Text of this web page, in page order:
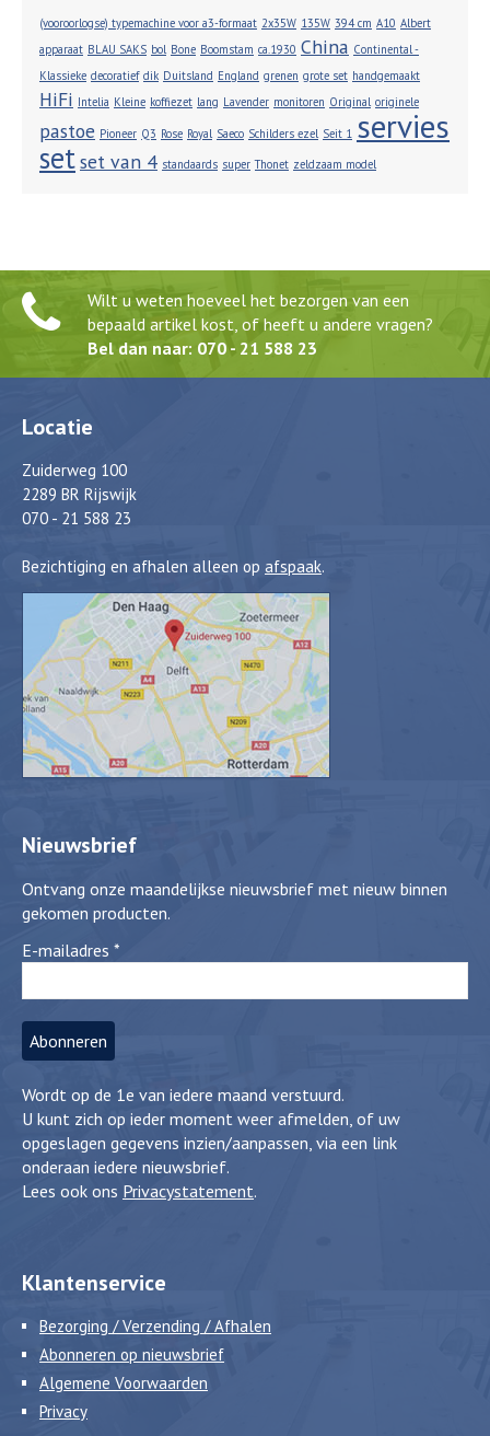
(vooroorlogse) typemachine voor a3-formaat 2x35W 135W 394 cm A10 Albert
apparaat BLAU SAKS bol Bone Boomstam ca.1930 China Continental -
Klassieke decoratief dik Duitsland England grenen grote set handgemaakt
HiFi Intelia Kleine koffiezet lang Lavender monitoren Original originele
pastoe Pioneer Q3 Rose Royal Saeco Schilders ezel Seit 1 servies
setset van 4 standaards super Thonet zeldzaam model
Wilt u weten hoeveel het bezorgen van een
bepaald artikel kost, of heeft u andere vragen?
Bel dan naar: 070 - 21 588 23
Locatie
Zuiderweg 100
2289 BR Rijswijk
070 - 21 588 23
Bezichtiging en afhalen alleen op afspaak.
Nieuwsbrief
Ontvang onze maandelijkse nieuwsbrief met nieuw binnen
gekomen producten.
E-mailadres *
Wordt op de 1e van iedere maand verstuurd.
U kunt zich op ieder moment weer afmelden, of uw
opgeslagen gegevens inzien/aanpassen, via een link
onderaan iedere nieuwsbrief.
Lees ook ons Privacystatement.
Klantenservice
Bezorging / Verzending / Afhalen
Abonneren op nieuwsbrief
Algemene Voorwaarden
Privacy